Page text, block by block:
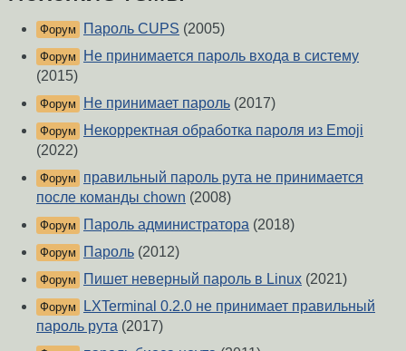
Форум Пароль CUPS (2005)
Форум
Не принимается пароль входа в систему
(2015)
Форум Не принимает пароль (2017)
Форум
Некорректная обработка пароля из Emoji
(2022)
Форум
правильный пароль рута не принимается
после команды chown (2008)
Форум Пароль администратора (2018)
Форум Пароль (2012)
Форум Пишет неверный пароль в Linux (2021)
Форум
LXTerminal 0.2.0 не принимает правильный
пароль рута (2017)